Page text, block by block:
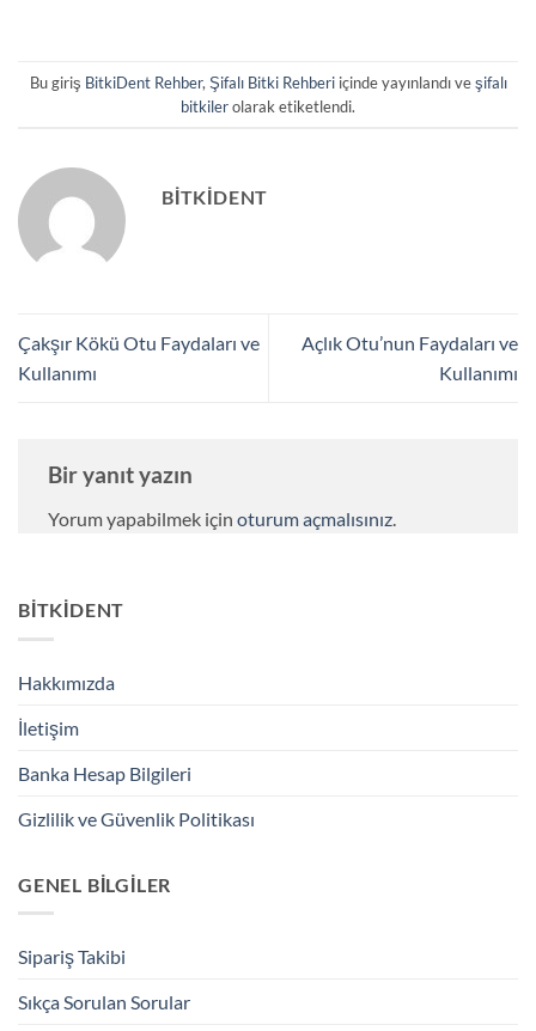
Bu giriş BitkiDent Rehber, Şifalı Bitki Rehberiiçinde yayınlandı veşifalı
bitkilerolarak etiketlendi.
BITKIDENT
Çakşır Kökü Otu Faydaları ve
Kullanımı
Açlık Otu’nun Faydaları ve
Kullanımı
Bir yanıt yazın
Yorum yapabilmek için oturum açmalısınız.
BİTKİDENT
Hakkımızda
İletişim
Banka Hesap Bilgileri
Gizlilik ve Güvenlik Politikası
GENEL BİLGİLER
Sipariş Takibi
Sıkça Sorulan Sorular